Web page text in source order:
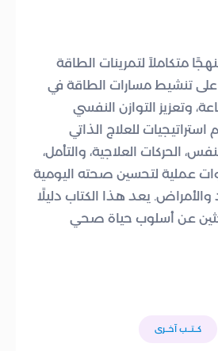
متكاملاً لتمرينات الطاقة
على تنشيط مسارات الطاقة في
وتعزيز التوازن النفسي
للعلاج الذاتي
الحركات العلاجية، والتأمل،
عملية لتحسين صحته اليومية
والأمراض. يعد هذا الكتاب دليلًا
عن أسلوب حياة صحي
كــتــب آخــرى